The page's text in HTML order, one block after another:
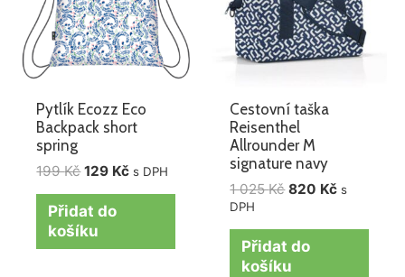
Pytlík Ecozz Eco
Backpack short
spring
199Kč 129 Kč s DPH
Přidat do
košíku
Cestovní taška
Reisenthel
Allrounder M
signature navy
1 025Kč 820 Kč s
DPH
Přidat do
košíku